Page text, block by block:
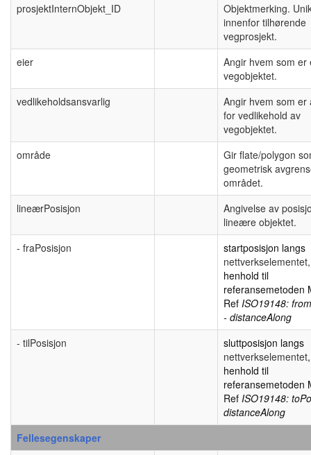
prosjektInternObjekt_ID
Objektmerking.
innenfor tilhørende
vegprosjekt.
eier
Angir hvem som er
vegobjektet.
vedlikeholdsansvarlig
Angir hvem som er
for vedlikehold av
vegobjektet.
område
Gir flate/polygon
geometrisk
området.
lineærPosisjon
Angivelse av
lineære objektet.
- fraPosisjon
startposisjon langs
nettverkselementet,
henhold til
referansemetoden
Ref ISO19148:
- distanceAlong
- tilPosisjon
sluttposisjon langs
nettverkselementet
henhold til
referansemetoden
Ref ISO19148:
distanceAlong
Fellesegenskaper